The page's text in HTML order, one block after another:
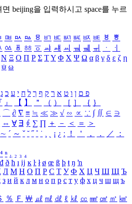
면 beijing을 입력하시고 space를 누르
ㅮ ㅯ ㅰ ㅱ ㅲ ㅳ ㅴ ㅵ ㅶ ㅷ ㅸ
ㅹ
ㆃ ㆄ ㆅ ㆆ ㆇ ㆈ ㆉ ㆊ ㆋ ㆌ ㆍ
ㆎ
Ν Ξ Ο Π Ρ Σ ΤΥ Φ Χ Ψ Ω α β γ δ ε ζ η
ψ ω
פ ם ן ו ט א ר ק ף ך ל ח י ע כ ג
』 【 】 ＂ （ ） ［ ］ ｛ ｝
⌒ ∂ ∇ ≡ ≒ ≪ ≫ √ ∽ ∝ ∵ ∫ ∬ ∈ ∋
⇔ ∀ ∃ ∮ ∑ ∏ ＋ － ＜ ＝
＞
∼ ´ ～ ˇ ˘ ˝ ˚ ˙ ¸ ¡ ¿ ː ！ ＇ ， ． ／
：
⁴ ⁿ ₁ ₂ ₃ ₄
đ ð ħ ı ĳ ĸ ŀ ł ø œ ß þ ŧ ŋ ŉ
Л М Н О П Р С Т У Ф Х Ц Ч Ш Щ Ъ
з и й к л м н о п р с т у ф х ц ч ш щ ъ
％ Ｆ ￦ ㎕ ㎖ ㎗ ℓ ㎘ ㏄ ㎣ ㎤ ㎥ ㎦